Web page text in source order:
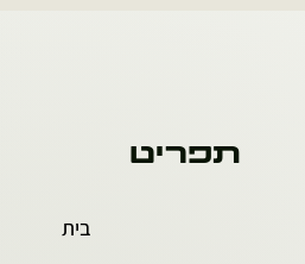
תפריט
בית